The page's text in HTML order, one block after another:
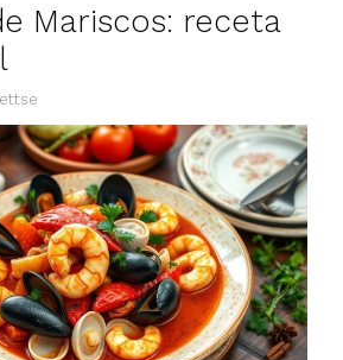
Mariscos: receta